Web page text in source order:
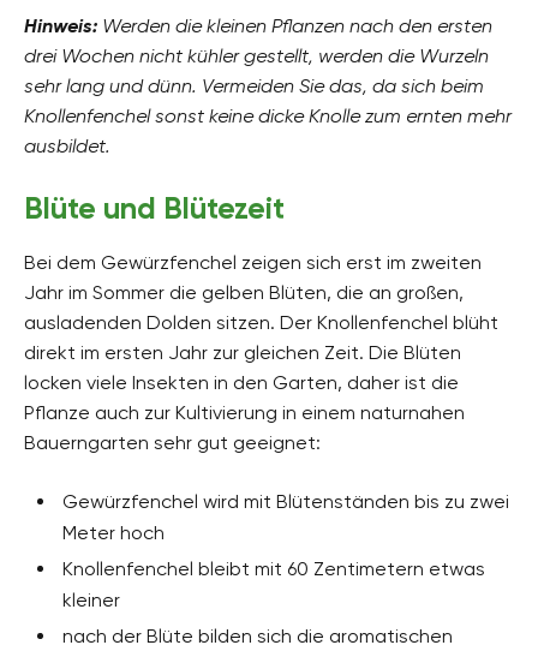
Hinweis: Werden die kleinen Pflanzen nach den ersten
drei Wochen nicht kühler gestellt, werden die Wurzeln
sehr lang und dünn. Vermeiden Sie das, da sich beim
Knollenfenchel sonst keine dicke Knolle zum ernten mehr
ausbildet.
Blüte und Blütezeit
Bei dem Gewürzfenchel zeigen sich erst im zweiten
Jahr im Sommer die gelben Blüten, die an großen,
ausladenden Dolden sitzen. Der Knollenfenchel blüht
direkt im ersten Jahr zur gleichen Zeit. Die Blüten
locken viele Insekten in den Garten, daher ist die
Pflanze auch zur Kultivierung in einem naturnahen
Bauerngarten sehr gut geeignet:
Gewürzfenchel wird mit Blütenständen bis zu zwei
Meter hoch
Knollenfenchel bleibt mit 60 Zentimetern etwas
kleiner
nach der Blüte bilden sich die aromatischen